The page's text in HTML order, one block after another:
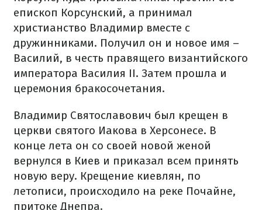
епископ Корсунский, а принимал
христианство Владимир вместе с
дружинниками. Получил он и новое имя –
Василий, в честь правящего византийского
императора Василия II. Затем прошла и
церемония бракосочетания.
Владимир Святославович был крещен в
церкви святого Иакова в Херсонесе. В
конце лета он со своей новой женой
вернулся в Киев и приказал всем принять
новую веру. Крещение киевлян, по
летописи, происходило на реке Почайне,
притоке Днепра.